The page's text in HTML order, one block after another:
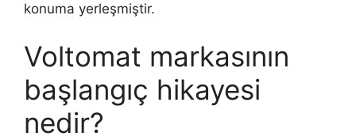
konuma yerleşmiştir.
Voltomat markasının
başlangıç hikayesi
nedir?